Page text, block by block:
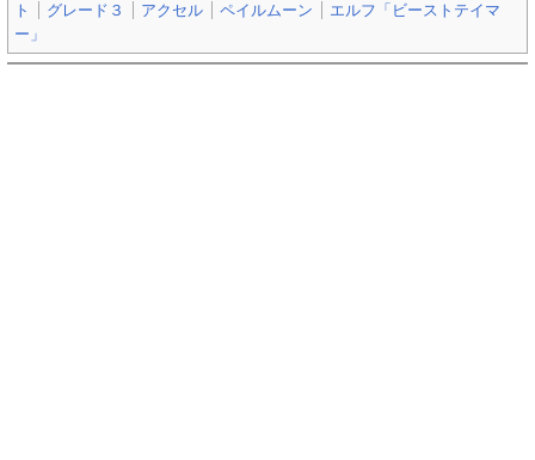
ト
グレード３ アクセル ペイルムーン
エルフ「ビーストテイマ
ー」